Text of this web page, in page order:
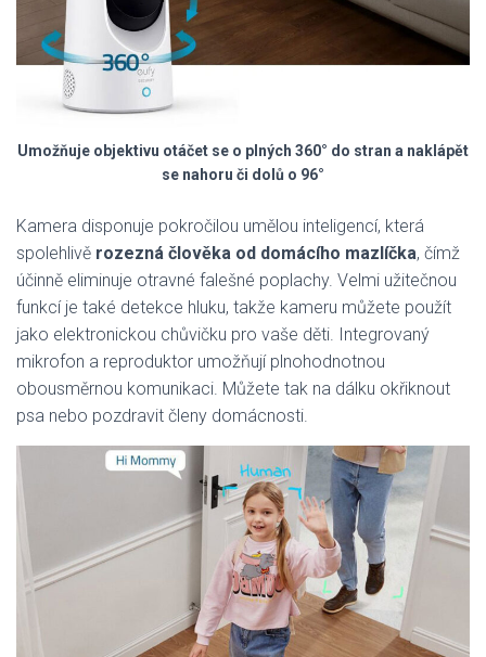
Umožňuje objektivu otáčet se o plných 360° do stran a naklápět
se nahoru či dolů o 96°
Kamera disponuje pokročilou umělou inteligencí, která
spolehlivě rozezná člověka od domácího mazlíčka, čímž
účinně eliminuje otravné falešné poplachy. Velmi užitečnou
funkcí je také detekce hluku, takže kameru můžete použít
jako elektronickou chůvičku pro vaše děti. Integrovaný
mikrofon a reproduktor umožňují plnohodnotnou
obousměrnou komunikaci. Můžete tak na dálku okřiknout
psa nebo pozdravit členy domácnosti.